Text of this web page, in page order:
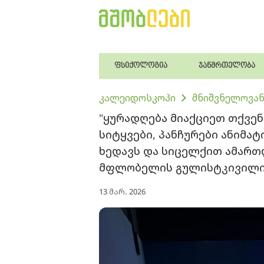
ფსიქოლოგია ჯანმრთელობა
კალეიდოსკოპი
"ყურადღება მიაქციეთ
სიტყვები, პანჩურები
ხედავს და სიცელქით
მფლობელის
13 მარ. 2026